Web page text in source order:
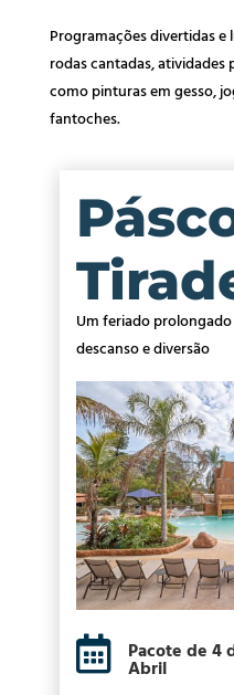
Programações divertidas
rodas cantadas, atividades
como pinturas em gesso,
fantoches.
Um feriado
descanso e diversão
 Pacote de 4
Abril